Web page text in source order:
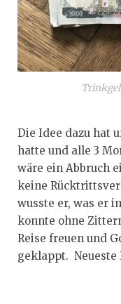
Die Idee dazu hat
hatte und alle 3
wäre ein Abbruch
keine
wusste er, was er
konnte ohne
Reise freuen und
geklappt. Neueste